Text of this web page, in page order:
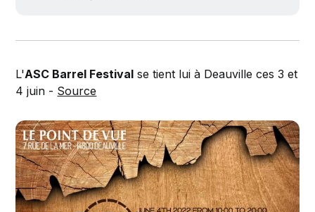
L'ASC Barrel Festival se tient lui à Deauville ces 3 et
4 juin - Source